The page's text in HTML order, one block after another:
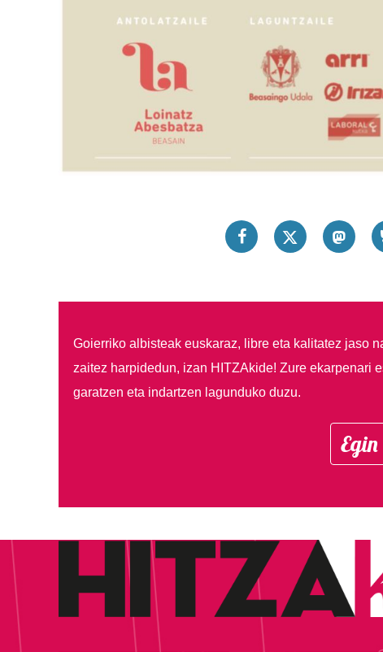
Goierriko albisteak euskaraz, libre eta kalitatez jaso
zaitez harpidedun, izan HITZAkide! Zure ekarpenari
garatzen eta indartzen lagunduko duzu.